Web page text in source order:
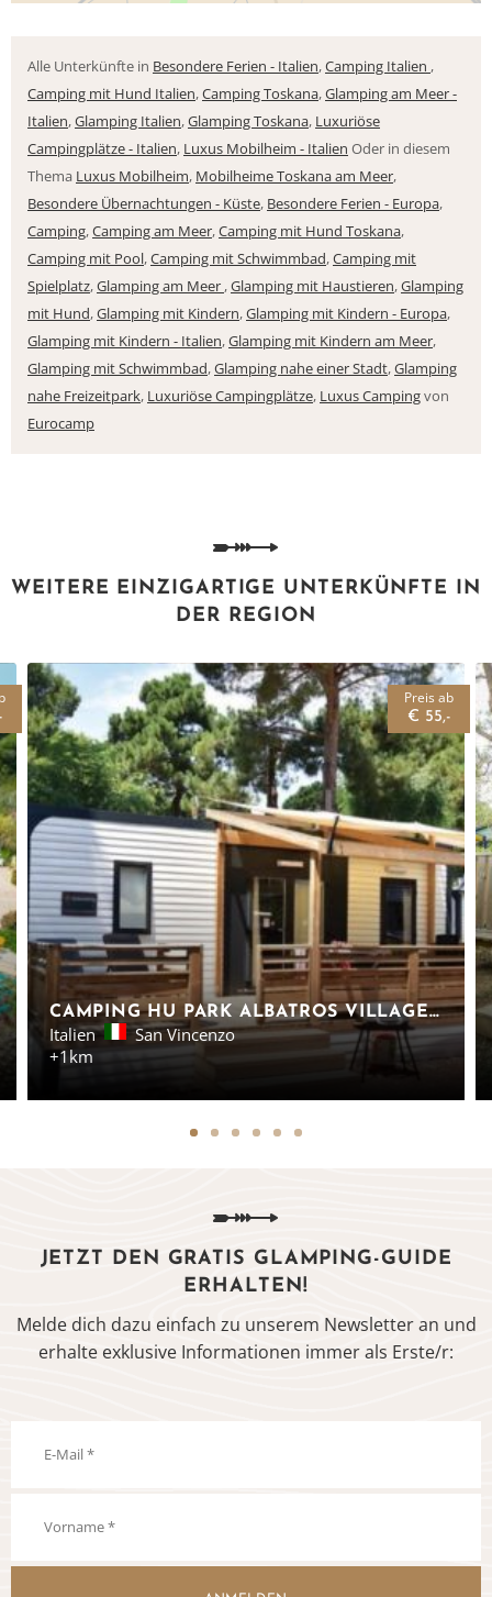
Alle Unterkünfte in Besondere Ferien - Italien,Camping Italien ,
Camping mit Hund Italien,Camping Toskana,Glamping am Meer -
Italien,Glamping Italien,Glamping Toskana, Luxuriöse
Campingplätze - Italien, Luxus Mobilheim - Italien Oder in diesem
Thema Luxus Mobilheim, Mobilheime Toskana am Meer,
Besondere Übernachtungen - Küste, Besondere Ferien - Europa,
Camping,Camping am Meer,Camping mit Hund Toskana,
Camping mit Pool,Camping mit Schwimmbad,Camping mit
Spielplatz,Glamping am Meer ,Glamping mit Haustieren,Glamping
mit Hund,Glamping mit Kindern,Glamping mit Kindern - Europa,
Glamping mit Kindern - Italien,Glamping mit Kindern am Meer,
Glamping mit Schwimmbad,Glamping nahe einer Stadt,Glamping
nahe Freizeitpark, Luxuriöse Campingplätze, Luxus Campingvon
Eurocamp
WEITERE EINZIGARTIGE UNTERKÜNFTE IN
DER REGION
CAMPING HU PARK ALBATROS VILLAGE - MOBILHEIM TOSKANA
Italien
San Vincenzo
+1km
Preis ab
€ 55,-
JETZT DEN GRATIS GLAMPING-GUIDE
ERHALTEN!
Melde dich dazu einfach zu unserem Newsletter an und
erhalte exklusive Informationen immer als Erste/r: